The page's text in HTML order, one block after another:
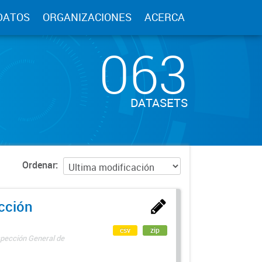
ORGANIZACIONES ACERCA
063
DATASETS
Ordenar
General de
csv zip